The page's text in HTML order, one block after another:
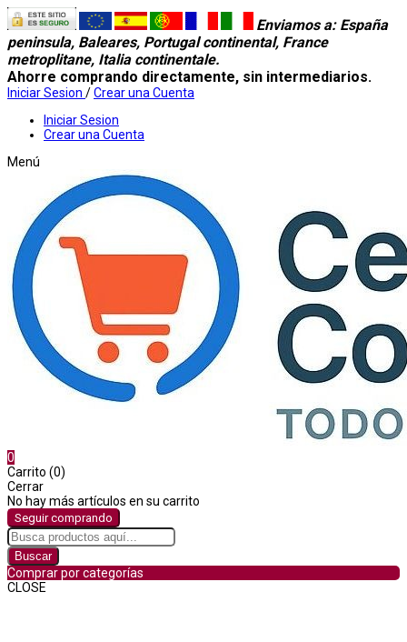
Enviamos a: España
peninsula, Baleares, Portugal continental, France
metroplitane, Italia continentale.
Ahorre comprando directamente, sin intermediarios.
Iniciar Sesion /Crear una Cuenta
Iniciar Sesion
Crear una Cuenta
Menú
0
Carrito (0)
Cerrar
No hay más artículos en su carrito
Seguir comprando
Buscar
Comprar por categorías
CLOSE